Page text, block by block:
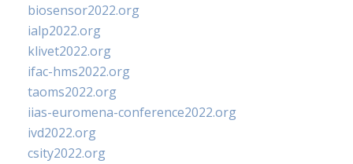
biosensor2022.org
ialp2022.org
klivet2022.org
ifac-hms2022.org
taoms2022.org
iias-euromena-conference2022.org
ivd2022.org
csity2022.org